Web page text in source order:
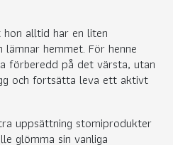
alltid har en liten
hemmet. För henne
förberedd på det värsta, utan
och fortsätta leva ett aktivt
uppsättning stomiprodukter
glömma sin vanliga